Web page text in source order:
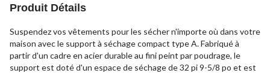
Produit Détails
Suspendez vos vêtements pour les sécher n'importe où dans votre
maison avec le support à séchage compact type A. Fabriqué à
partir d'un cadre en acier durable au fini peint par poudrage, le
support est doté d'un espace de séchage de 32 pi 9-5/8 po et est